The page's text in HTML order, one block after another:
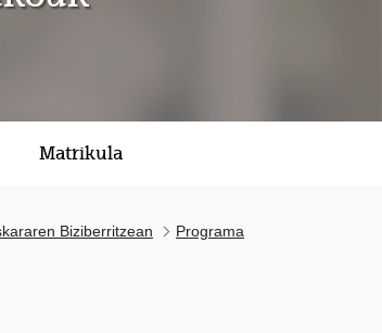
Matrikula
Biziberritzean
Programa